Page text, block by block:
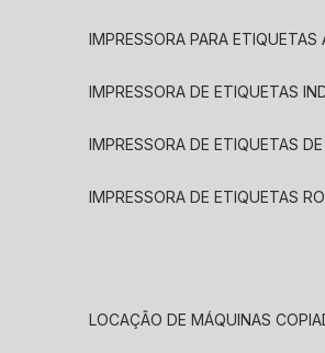
IMPRESSORA PARA ETIQUETAS
IMPRESSORA DE ETIQUETAS
IMPRESSORA DE ETIQUETAS
IMPRESSORA DE ETIQUETAS
LOCAÇÃO DE MÁQUINAS